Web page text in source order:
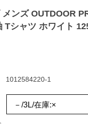
ンズ OUTDOOR
Tシャツ ホワイト
1012584220-1